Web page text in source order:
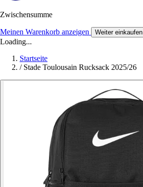
Zwischensumme
Meinen Warenkorb anzeigen Weiter einkaufen
Loading...
Startseite
/ Stade Toulousain Rucksack 2025/26